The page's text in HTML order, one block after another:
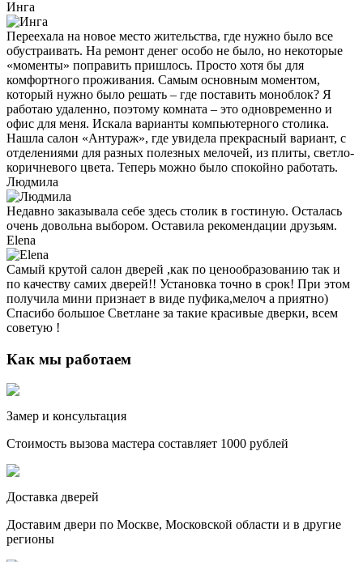
Инга
Переехала на новое место жительства, где нужно было все
обустраивать. На ремонт денег особо не было, но некоторые
«моменты» поправить пришлось. Просто хотя бы для
комфортного проживания. Самым основным моментом,
который нужно было решать – где поставить моноблок? Я
работаю удаленно, поэтому комната – это одновременно и
офис для меня. Искала варианты компьютерного столика.
Нашла салон «Антураж», где увидела прекрасный вариант, с
отделениями для разных полезных мелочей, из плиты, светло-
коричневого цвета. Теперь можно было спокойно работать.
Людмила
Недавно заказывала себе здесь столик в гостиную. Осталась
очень довольна выбором. Оставила рекомендации друзьям.
Elena
Самый крутой салон дверей ,как по ценообразованию так и
по качеству самих дверей!! Установка точно в срок! При этом
получила мини признает в виде пуфика,мелоч а приятно)
Спасибо большое Светлане за такие красивые дверки, всем
советую !
Как мы работаем
Замер и консультация
Стоимость вызова мастера составляет 1000 рублей
Доставка дверей
Доставим двери по Москве, Московской области и в другие
регионы